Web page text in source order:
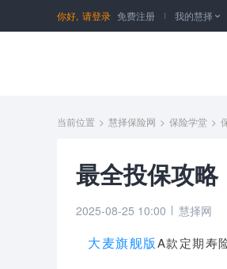
你好, 请登录 免费注册 我的慧择 
当前位置 > 慧择保险网 > 保险学堂 >
最全投保攻
2025-08-25 10:00 慧择网
大麦旗舰版A款定期寿